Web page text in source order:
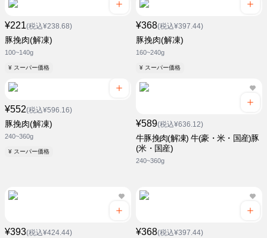
¥221(税込¥238.68)
豚挽肉(解凍)
100~140g
¥ スーパー価格
¥368(税込¥397.44)
豚挽肉(解凍)
160~240g
¥ スーパー価格
¥552(税込¥596.16)
豚挽肉(解凍)
240~360g
¥ スーパー価格
¥589(税込¥636.12)
牛豚挽肉(解凍) 牛(豪・米・国産)豚
(米・国産)
240~360g
¥393(税込¥424.44) ¥368(税込¥397.44)